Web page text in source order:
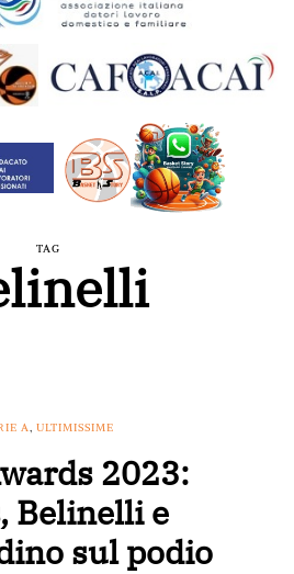
TAG
A, ULTIMISSIME
2023:
Belinelli e
sul podio